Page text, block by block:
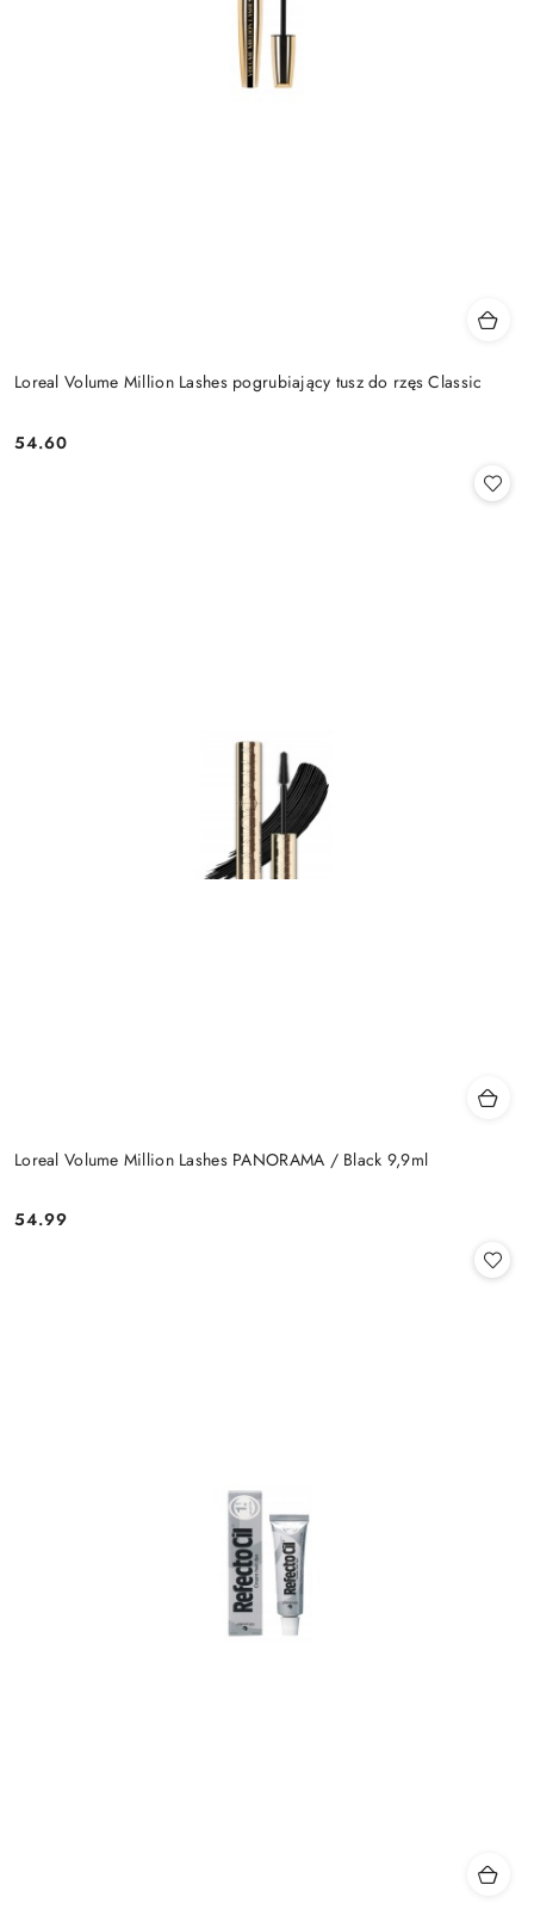
Loreal Volume Million Lashes pogrubiający tusz do rzęs Classic
Cena:
54.60
Loreal Volume Million Lashes PANORAMA / Black 9,9ml
Cena:
54.99